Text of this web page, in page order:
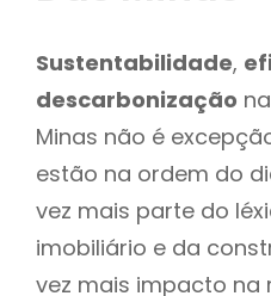
Sustentabilidade,
descarbonização
Minas não é
estão na ordem do
vez mais parte do
imobiliário e da
vez mais impacto na